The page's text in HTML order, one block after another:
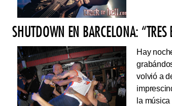
SHUTDOWN EN BARCELONA:
Hay
volvió a
la